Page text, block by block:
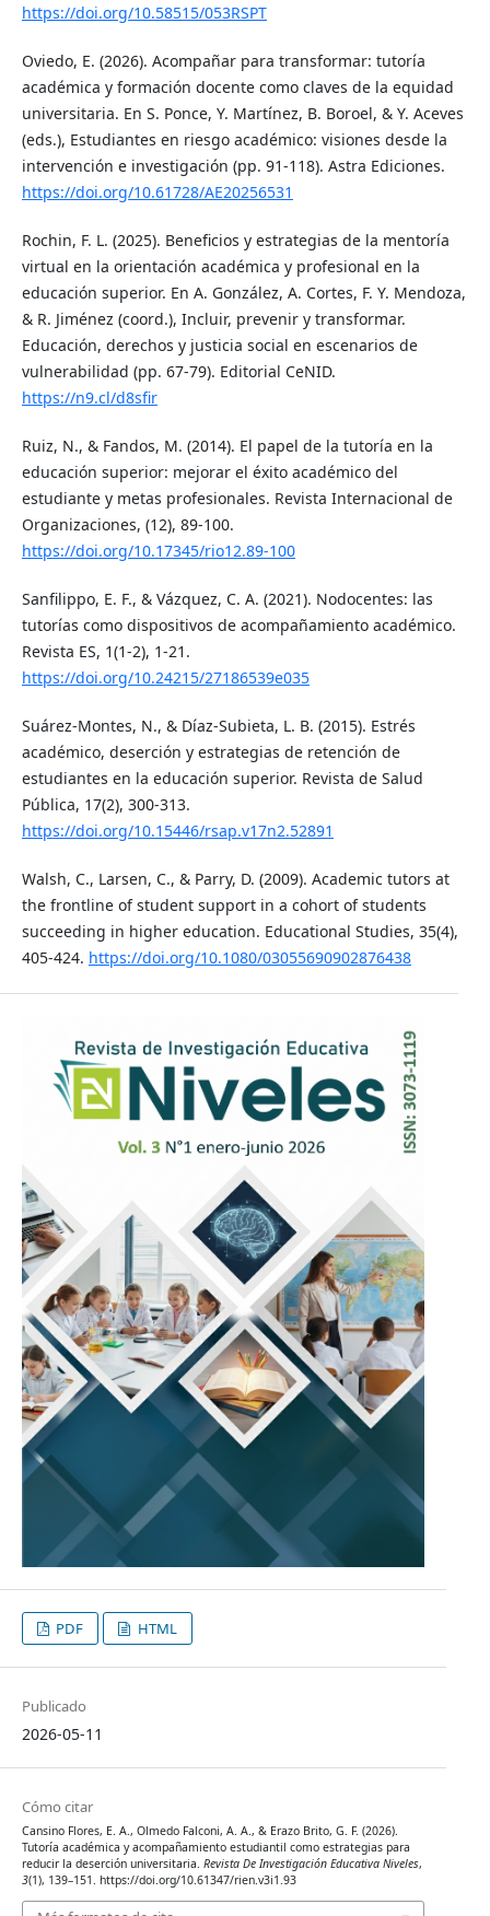
https://doi.org/10.58515/053RSPT
Oviedo, E. (2026). Acompañar para transformar: tutoría
académica y formación docente como claves de la equidad
universitaria. En S. Ponce, Y. Martínez, B. Boroel, & Y. Aceves
(eds.), Estudiantes en riesgo académico: visiones desde la
intervención e investigación (pp. 91-118). Astra Ediciones.
https://doi.org/10.61728/AE20256531
Rochin, F. L. (2025). Beneficios y estrategias de la mentoría
virtual en la orientación académica y profesional en la
educación superior. En A. González, A. Cortes, F. Y. Mendoza,
& R. Jiménez (coord.), Incluir, prevenir y transformar.
Educación, derechos y justicia social en escenarios de
vulnerabilidad (pp. 67-79). Editorial CeNID.
https://n9.cl/d8sfir
Ruiz, N., & Fandos, M. (2014). El papel de la tutoría en la
educación superior: mejorar el éxito académico del
estudiante y metas profesionales. Revista Internacional de
Organizaciones, (12), 89-100.
https://doi.org/10.17345/rio12.89-100
Sanfilippo, E. F., & Vázquez, C. A. (2021). Nodocentes: las
tutorías como dispositivos de acompañamiento académico.
Revista ES, 1(1-2), 1-21.
https://doi.org/10.24215/27186539e035
Suárez-Montes, N., & Díaz-Subieta, L. B. (2015). Estrés
académico, deserción y estrategias de retención de
estudiantes en la educación superior. Revista de Salud
Pública, 17(2), 300-313.
https://doi.org/10.15446/rsap.v17n2.52891
Walsh, C., Larsen, C., & Parry, D. (2009). Academic tutors at
the frontline of student support in a cohort of students
succeeding in higher education. Educational Studies, 35(4),
405-424. https://doi.org/10.1080/03055690902876438
PDF HTML
Publicado
2026-05-11
Cómo citar
Cansino Flores, E. A., Olmedo Falconi, A. A., & Erazo Brito, G. F. (2026).
Tutoría académica y acompañamiento estudiantil como estrategias para
reducir la deserción universitaria. Revista De Investigación Educativa Niveles,
3(1), 139–151. https://doi.org/10.61347/rien.v3i1.93